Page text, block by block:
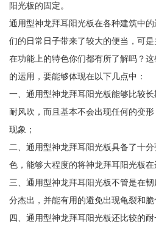
阳光板的固定。
通用型神龙拜耳阳光板在各种建筑中
们的日常日子带来了较大的便当，可
在功能上的特色你们都有所了解吗？
的运用，要能够体现在以下几点中：
一、通用型神龙拜耳阳光板能够比较
耐风吹，而且基本不会出现任何的变
现象；
二、通用型神龙拜耳阳光板具备了十
色，能够大程度的将神龙拜耳阳光板在
三、通用型神龙拜耳阳光板不管是在
分杰出，并能有用的避免出现龟裂和脆
四、通用型神龙拜耳阳光板还比较的